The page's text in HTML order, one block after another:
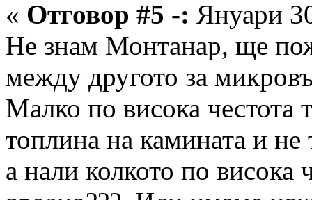
« Отговор #5 -: Януари
Не знам Монтанар, ще
между другото за
Малко по висока честота
топлина на камината и не
а нали колкото по висока